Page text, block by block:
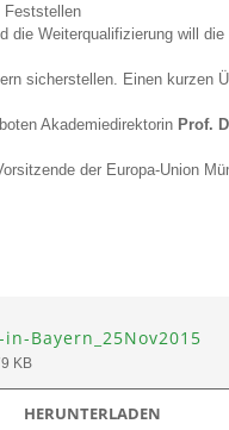
Feststellen
die Weiterqualifizierung will
sicherstellen. Einen kurzen
Akademiedirektorin Prof.
der Europa-Union
Bayern_25Nov2015
KB
HERUNTERLADEN